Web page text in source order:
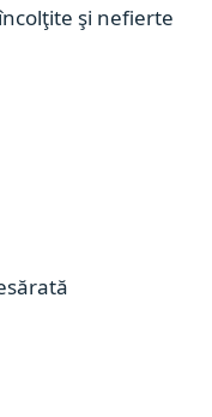
şi nefierte